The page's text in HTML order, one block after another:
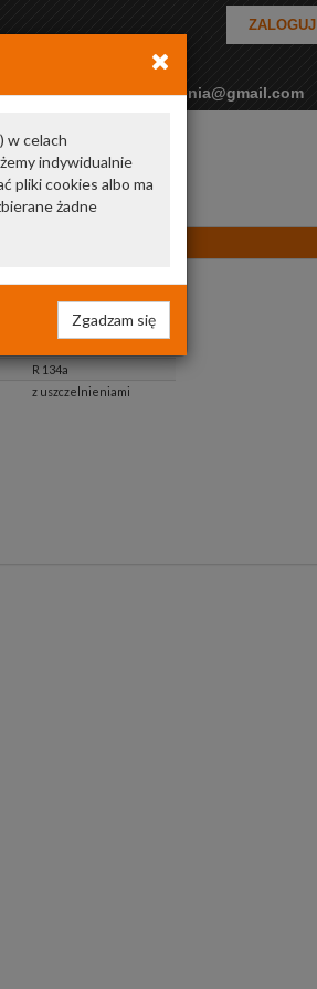
ZALOGUJ
20 20 arkozamowienia@gmail.com
w celach
indywidualnie
pliki cookies albo ma
żadne
Zgadzam się
M10x1,25 Female
R 134a
z uszczelnieniami